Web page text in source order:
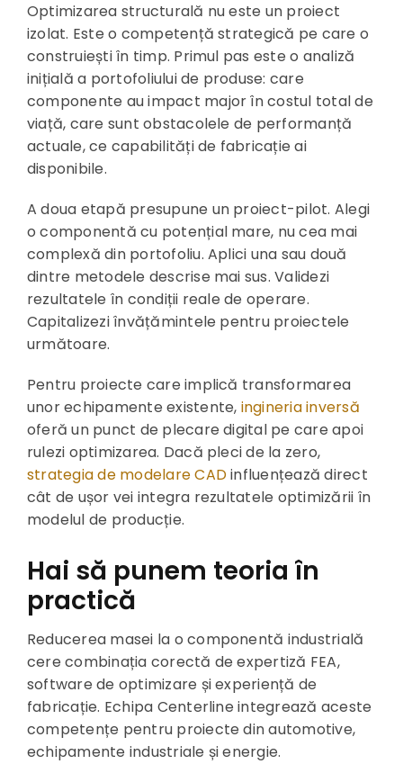
Optimizarea structurală nu este un proiect
izolat. Este o competență strategică pe care o
construiești în timp. Primul pas este o analiză
inițială a portofoliului de produse: care
componente au impact major în costul total de
viață, care sunt obstacolele de performanță
actuale, ce capabilități de fabricație ai
disponibile.
A doua etapă presupune un proiect-pilot. Alegi
o componentă cu potențial mare, nu cea mai
complexă din portofoliu. Aplici una sau două
dintre metodele descrise mai sus. Validezi
rezultatele în condiții reale de operare.
Capitalizezi învățămintele pentru proiectele
următoare.
Pentru proiecte care implică transformarea
unor echipamente existente, ingineria inversă
oferă un punct de plecare digital pe care apoi
rulezi optimizarea. Dacă pleci de la zero,
strategia de modelare CADinfluențează direct
cât de ușor vei integra rezultatele optimizării în
modelul de producție.
Hai să punem teoria în
practică
Reducerea masei la o componentă industrială
cere combinația corectă de expertiză FEA,
software de optimizare și experiență de
fabricație. Echipa Centerline integrează aceste
competențe pentru proiecte din automotive,
echipamente industriale și energie.